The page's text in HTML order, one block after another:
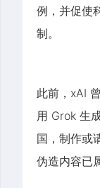
例，并促使
制。
此前，xAI
用 Grok 生
国，制作或
伪造内容已